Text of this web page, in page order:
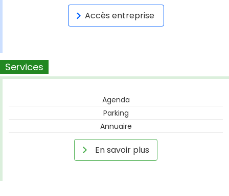
Accès entreprise
Services
Agenda
Parking
Annuaire
En savoir plus